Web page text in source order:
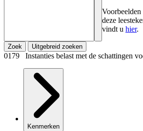
deze
vindt u hier.
Zoek Uitgebreid zoeken
0179 Instanties belast met de schattingen
Kenmerken